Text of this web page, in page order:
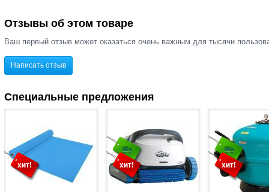
Отзывы об этом товаре
Ваш первый отзыв может оказаться очень важным для тысячи
Написать отзыв
Специальные предложения